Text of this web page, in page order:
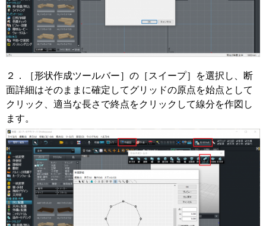
２．［形状作成ツールバー］の［スイープ］を選択し、断
面詳細はそのままに確定してグリッドの原点を始点として
クリック、適当な長さで終点をクリックして線分を作図し
ます。